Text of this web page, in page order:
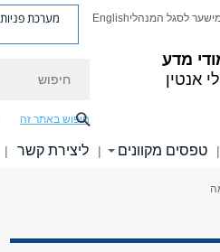
מדע
אנטין
שער לסגל המנהליEnglish מערכת פניות
חיפוש באתר זה
| טפסים מקוונים | ליצירת קשר |